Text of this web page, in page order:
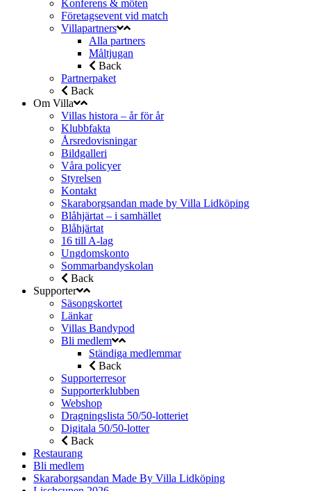
Konferens & möten
Företagsevent vid match
Villapartners
Alla partners
Måltjugan
Back
Partnerpaket
Back
Om Villa
Villas histora – år för år
Klubbfakta
Årsredovisningar
Bildgalleri
Våra policyer
Styrelsen
Kontakt
Skaraborgsandan made by Villa Lidköping
Blåhjärtat – i samhället
Blåhjärtat
16 till A-lag
Ungdomskonto
Sommarbandyskolan
Back
Supporter
Säsongskortet
Länkar
Villas Bandypod
Bli medlem
Ständiga medlemmar
Back
Supporterresor
Supporterklubben
Webshop
Dragningslista 50/50-lotteriet
Digitala 50/50-lotter
Back
Restaurang
Bli medlem
Skaraborgsandan Made By Villa Lidköping